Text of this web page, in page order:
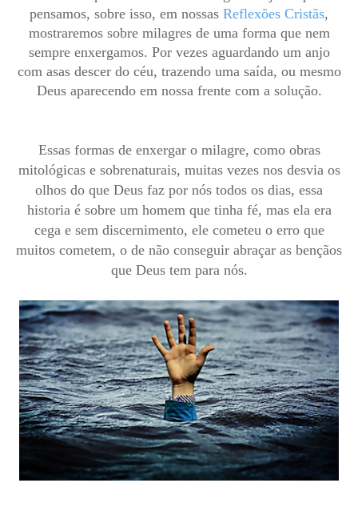
pensamos, sobre isso, em nossas Reflexões Cristãs,
mostraremos sobre milagres de uma forma que nem
sempre enxergamos. Por vezes aguardando um anjo
com asas descer do céu, trazendo uma saída, ou mesmo
Deus aparecendo em nossa frente com a solução.
Essas formas de enxergar o milagre, como obras
mitológicas e sobrenaturais, muitas vezes nos desvia os
olhos do que Deus faz por nós todos os dias, essa
historia é sobre um homem que tinha fé, mas ela era
cega e sem discernimento, ele cometeu o erro que
muitos cometem, o de não conseguir abraçar as bençãos
que Deus tem para nós.